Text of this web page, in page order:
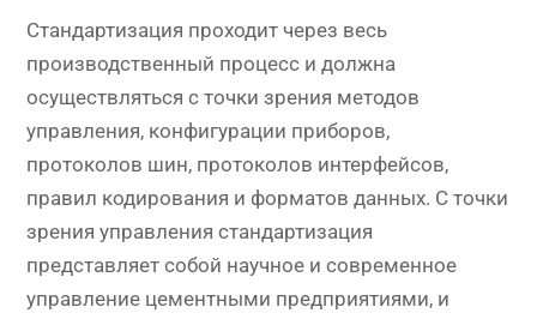
Стандартизация проходит через весь
производственный процесс и должна
осуществляться с точки зрения методов
управления, конфигурации приборов,
протоколов шин, протоколов интерфейсов,
правил кодирования и форматов данных. С точки
зрения управления стандартизация
представляет собой научное и современное
управление цементными предприятиями, и